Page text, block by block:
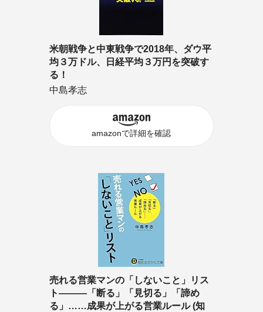
米朝戦争と中東戦争で2018年、ダウ平
均３万ドル、日経平均３万円を突破す
る！
中島孝志
amazonで詳細を確認
売れる営業マンの「しないこと」リス
ト―――「断る」「見切る」「諦め
る」……成果が上がる営業ルール (知